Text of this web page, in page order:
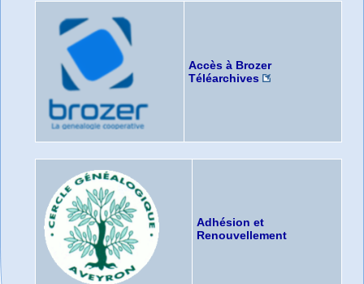
Accès à Brozer
Téléarchives
Adhésion et
Renouvellement